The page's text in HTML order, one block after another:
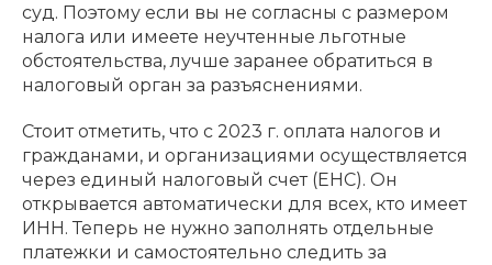
суд. Поэтому если вы не согласны с размером
налога или имеете неучтенные льготные
обстоятельства, лучше заранее обратиться в
налоговый орган за разъяснениями.
Стоит отметить, что с 2023 г. оплата налогов и
гражданами, и организациями осуществляется
через единый налоговый счет (ЕНС). Он
открывается автоматически для всех, кто имеет
ИНН. Теперь не нужно заполнять отдельные
платежки и самостоятельно следить за